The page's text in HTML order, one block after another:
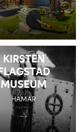
KIRSTEN
MUSEUM
HAMAR